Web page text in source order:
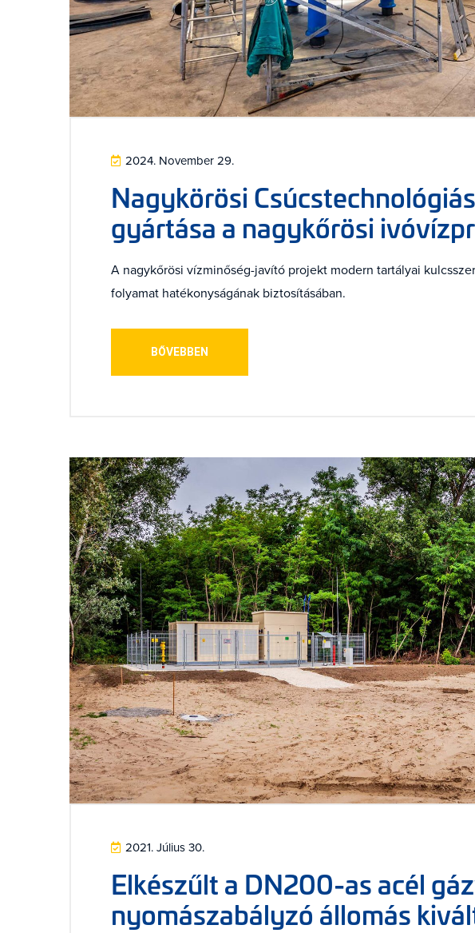
2024. November 29.
Nagykörösi
gyártása a nagykőrösi
A nagykőrösi vízminőség-javító projekt modern tartályai
folyamat hatékonyságának biztosításában.
BŐVEBBEN
2021. Július 30.
Elkészűlt a DN200-as acél
nyomászabályzó állomás